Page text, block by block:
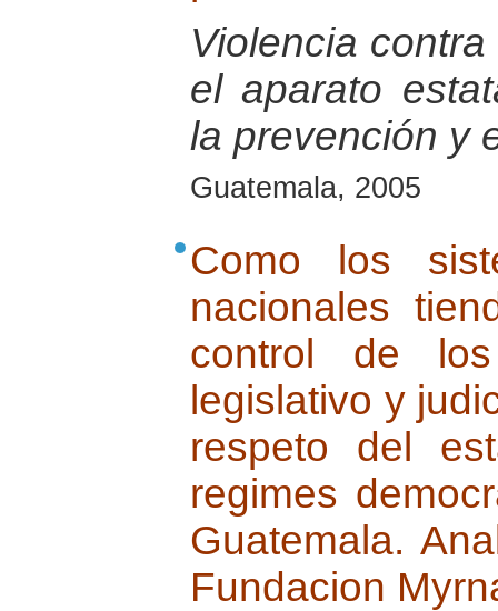
Violencia
el aparato
la prevención y
Guatemala, 2005
Como los
nacionales
control de
legislativo y
respeto del
regimes
Guatemala.
Fundacion